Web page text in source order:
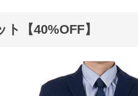
【40%OFF】